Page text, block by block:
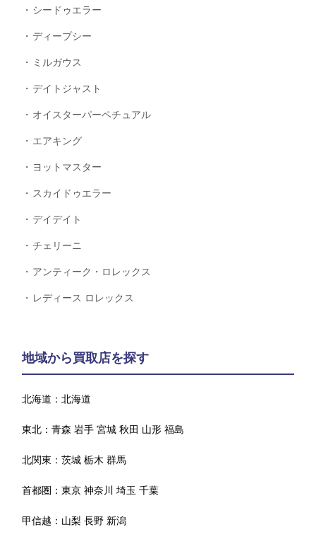
シードゥエラー
ディープシー
ミルガウス
デイトジャスト
オイスターパーペチュアル
エアキング
ヨットマスター
スカイドゥエラー
デイデイト
チェリーニ
アンティーク・ロレックス
レディース ロレックス
地域から買取店を探す
北海道：北海道
東北：青森 岩手 宮城 秋田 山形 福島
北関東：茨城 栃木 群馬
首都圏：東京 神奈川 埼玉 千葉
甲信越： 山梨 長野 新潟